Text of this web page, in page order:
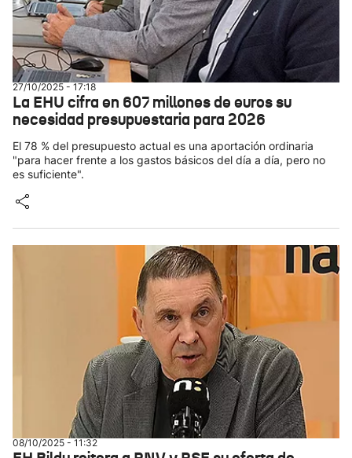
27/10/2025 - 17:18
La EHU cifra en 607 millones de euros su
necesidad presupuestaria para 2026
El 78 % del presupuesto actual es una aportación ordinaria
"para hacer frente a los gastos básicos del día a día, pero no
es suficiente".
08/10/2025 - 11:32